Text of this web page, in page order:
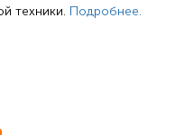
техники. Подробнее.